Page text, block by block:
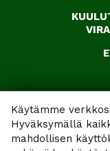
Käytämme
Hyväksymällä
mahdollisen